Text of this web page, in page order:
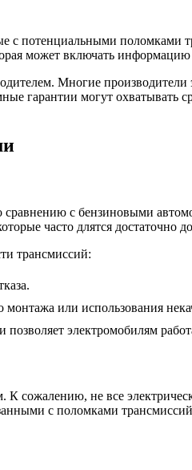
с потенциальными поломками
может включать
Многие
гарантии могут охватывать
с бензиновыми
часто длятся
трансмиссий:
монтажа или использования
позволяет электромобилям
К сожалению, не все
с поломками